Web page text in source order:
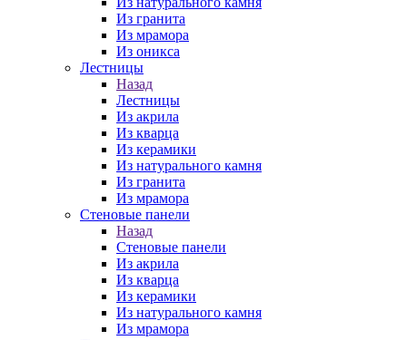
Из гранита
Из мрамора
Из оникса
Лестницы
Назад
Лестницы
Из акрила
Из кварца
Из керамики
Из натурального камня
Из гранита
Из мрамора
Стеновые панели
Назад
Стеновые панели
Из акрила
Из кварца
Из керамики
Из натурального камня
Из мрамора